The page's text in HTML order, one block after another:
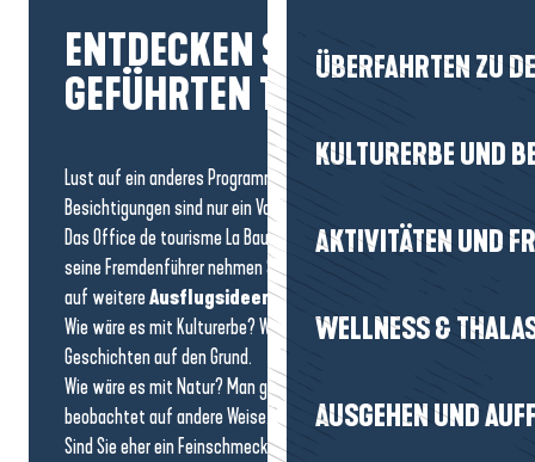
ÜBERFAHRTEN ZU
KULTURERBE UND
AKTIVITÄTEN UND
WELLNESS &
AUSGEHEN UND
ENTDECKEN SIE ALLE
GEFÜHRTEN TOUREN
Lust auf ein anderes Programm? Die oben genannten
Besichtigungen sind nur ein Vorgeschmack.
Das Office de tourisme La Baule-Presqu’île de Guérande und
seine Fremdenführer nehmen Sie das ganze Jahr über mit
auf weitereAusflugsideen.
Wie wäre es mit Kulturerbe? Wir gehen den lokalen
Geschichten auf den Grund.
Wie wäre es mit Natur? Man geht an die frische Luft und
beobachtet auf andere Weise.
Sind Sie eher ein Feinschmecker? Man entdeckt die